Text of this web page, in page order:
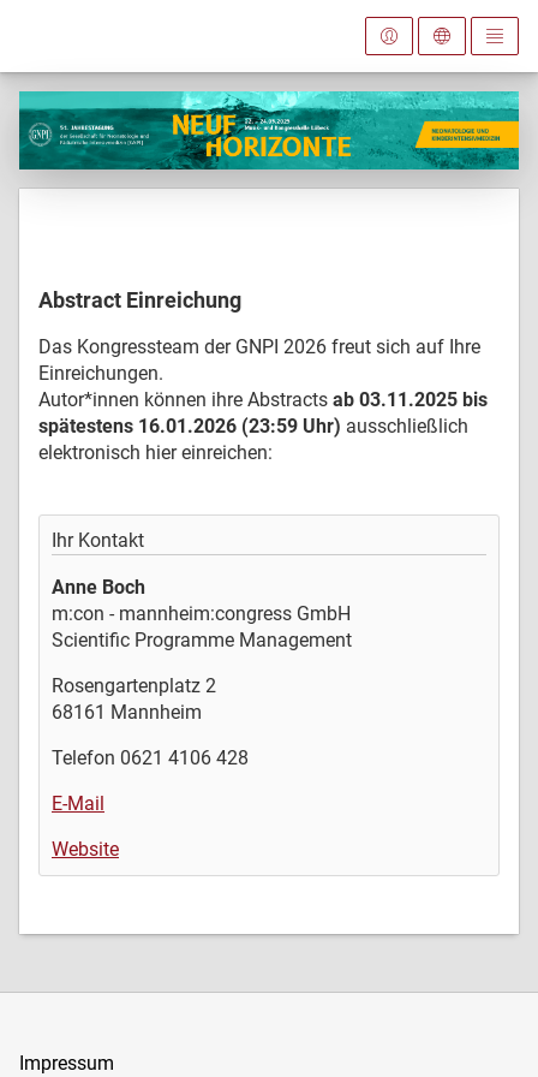
Ihr Kontakt
Anne Boch
m:con - mannheim:congress GmbH
Scientific Programme Management
Rosengartenplatz 2
68161 Mannheim
Telefon 0621 4106 428
E-Mail
Website
Abstract Einreichung
Das Kongressteam der GNPI 2026 freut sich auf Ihre
Einreichungen.
Autor*innen können ihre Abstracts ab 03.11.2025 bis
spätestens 16.01.2026 (23:59 Uhr) ausschließlich
elektronisch hier einreichen:
Impressum